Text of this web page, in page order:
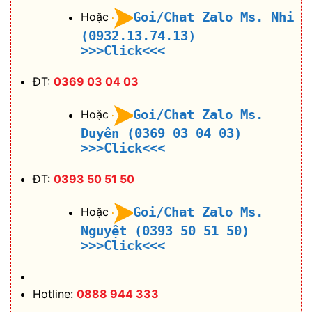
Hoặc
Goi/Chat Zalo Ms. Nhi
(0932.13.74.13)
>>>Click<<<
ĐT: 0369 03 04 03
Hoặc
Goi/Chat Zalo Ms.
Duyên (0369 03 04 03)
>>>Click<<<
ĐT: 0393 50 51 50
Hoặc
Goi/Chat Zalo Ms.
Nguyệt (0393 50 51 50)
>>>Click<<<
Hotline: 0888 944 333